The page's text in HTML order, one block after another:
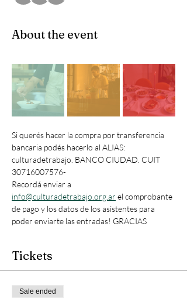
About the event
Si querés hacer la compra por transferencia
bancaria podés hacerlo al ALIAS:
culturadetrabajo. BANCO CIUDAD. CUIT
30716007576-
Recordá enviar a
info@culturadetrabajo.org.ar el comprobante
de pago y los datos de los asistentes para
poder enviarte las entradas! GRACIAS
Tickets
Sale ended